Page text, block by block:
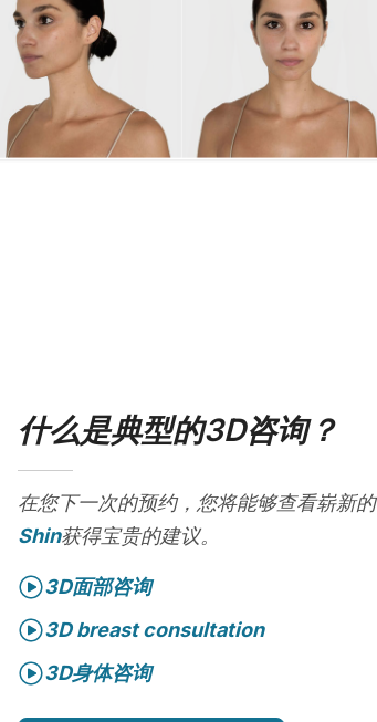
什么是典型的3D咨询？
在您下一次的预约，您将能够查看崭新
Shin获得宝贵的建议。
3D面部咨询
3D breast consultation
3D身体咨询